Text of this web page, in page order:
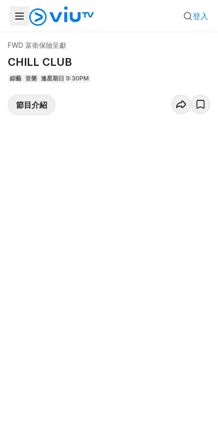
登入
FWD 富衛保險呈獻
CHILL CLUB
綜藝 音樂 逢星期日 9:30PM
節目介紹